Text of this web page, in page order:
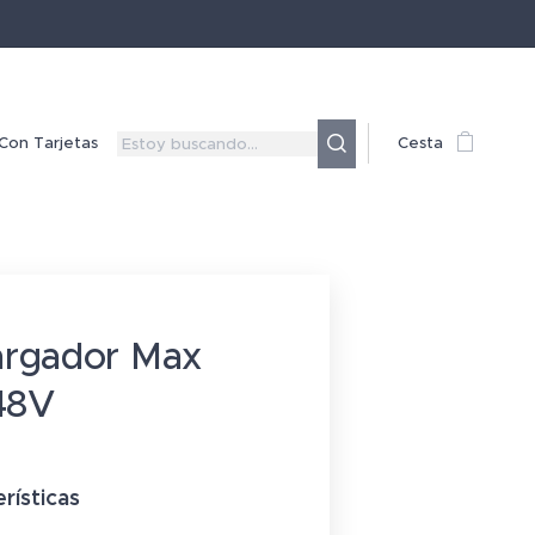
Tarjetas Cesta
Max